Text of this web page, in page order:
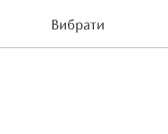
Вибрати